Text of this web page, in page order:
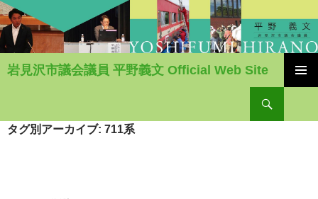
岩見沢市議会議員 平野義文 Official Web Site
ン
タグ別アーカイブ: 711系